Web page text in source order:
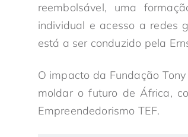
reembolsável, uma
individual e acesso a redes
está a ser conduzido pela
O impacto da Fundação
moldar o futuro de África,
Empreendedorismo TEF.